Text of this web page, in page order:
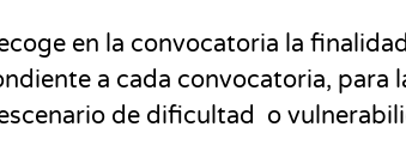
en la convocatoria la
a cada convocatoria, para
de dificultad o